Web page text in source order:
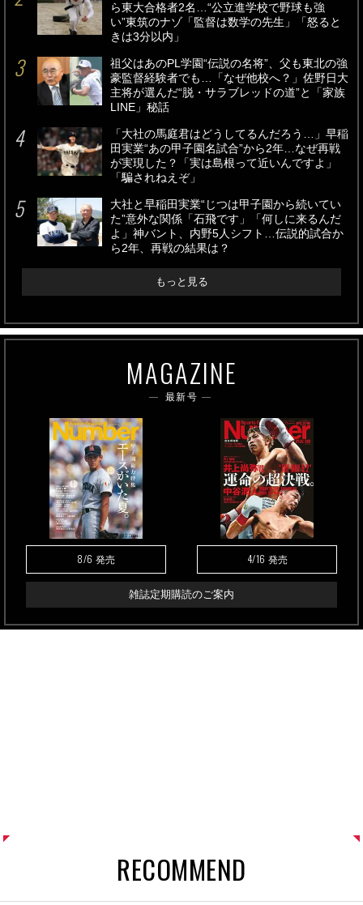
ら東大合格者2名…“公立進学校で野球も強
い”東筑のナゾ「監督は数学の先生」「怒ると
きは3分以内」
祖父はあのPL学園“伝説の名将”、父も東北の強
豪監督経験者でも…「なぜ他校へ？」佐野日大
主将が選んだ“脱・サラブレッドの道”と「家族
LINE」秘話
「大社の馬庭君はどうしてるんだろう…」早稲
田実業“あの甲子園名試合”から2年…なぜ再戦
が実現した？「実は島根って近いんですよ」
「騙されねえぞ」
大社と早稲田実業“じつは甲子園から続いてい
た”意外な関係「石飛です」「何しに来るんだ
よ」神バント、内野5人シフト…伝説的試合か
ら2年、再戦の結果は？
もっと見る
MAGAZINE
最新号
8/6 発売 4/16 発売
雑誌定期購読のご案内
RECOMMEND